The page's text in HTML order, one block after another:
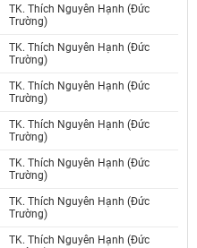
TK. Thích Nguyên Hạnh (Đức
Trường)
TK. Thích Nguyên Hạnh (Đức
Trường)
TK. Thích Nguyên Hạnh (Đức
Trường)
TK. Thích Nguyên Hạnh (Đức
Trường)
TK. Thích Nguyên Hạnh (Đức
Trường)
TK. Thích Nguyên Hạnh (Đức
Trường)
TK. Thích Nguyên Hạnh (Đức